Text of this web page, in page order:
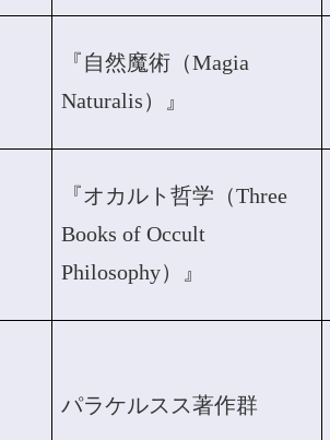
『自然魔術（Magia
Naturalis）』
『オカルト哲学（Three
Books of Occult
Philosophy）』
パラケルスス著作群